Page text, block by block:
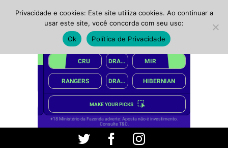
Twitter FacebookInstagram
Privacidade e cookies: Este site utiliza cookies. Ao continuar a
usar este site, você concorda com seu uso:
Ok
Política de Privacidade